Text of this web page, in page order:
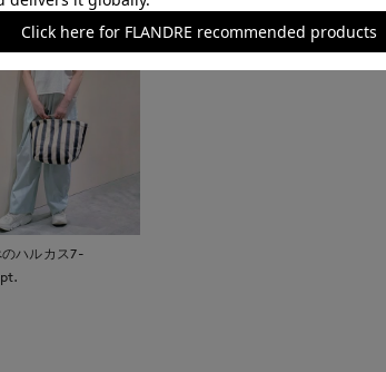
ハルカス7-